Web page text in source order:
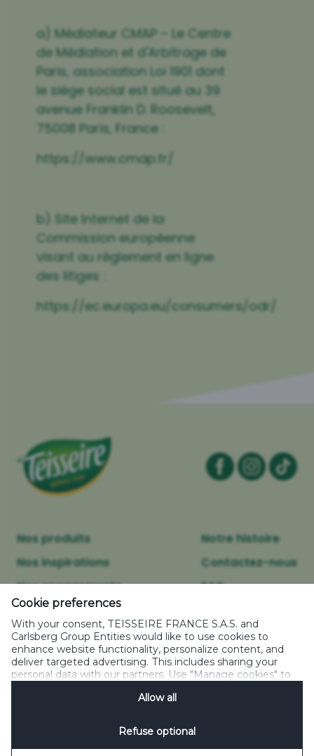
a) Médiateur CMAP – Le Centre
de Médiation et d'Arbitrage de
Paris, association Loi 1901 dont
le siège social est situé au 39
avenue Franklin D. Roosevelt,
75008 Paris, France :
https://www.cmap.fr/
b) Site Internet de la
Commission européenne
visant au règlement en ligne
des litiges :
https://ec.europa.eu/consumers/odr/
Nos produits
Nos inspirations
Nos engagements
Notre histoire
Contactez-nous
FAQ
Mentions légales
Politique relative aux cookies
Caractéristiques environnementales des emballages
Cookie preferences
With your consent, TEISSEIRE FRANCE S.A.S. and
Carlsberg Group Entities would like to use cookies to
enhance website functionality, personalize content, and
deliver targeted advertising. This includes sharing your
personal data with our partners. Use "Manage cookies" to
Privacy Notification
Allow all
Refuse optional